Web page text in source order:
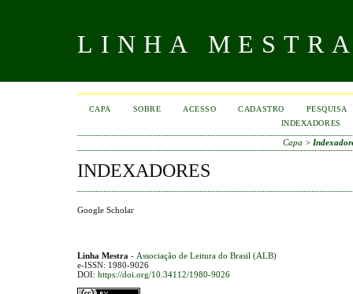
LINHA
CAPA SOBRE ACESSO CADASTRO
PESQUISA
INDEXADORES
Capa >
INDEXADORES
Google Scholar
Linha Mestra - Associação de Leitura do Brasil (ALB)
e-ISSN: 1980-9026
DOI: https://doi.org/10.34112/1980-9026